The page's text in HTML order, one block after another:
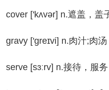
['kʌvər] n.遮盖，盖
['ɡreɪvi] n.肉汁;肉汤
[sɜːrv] n.接待，服务